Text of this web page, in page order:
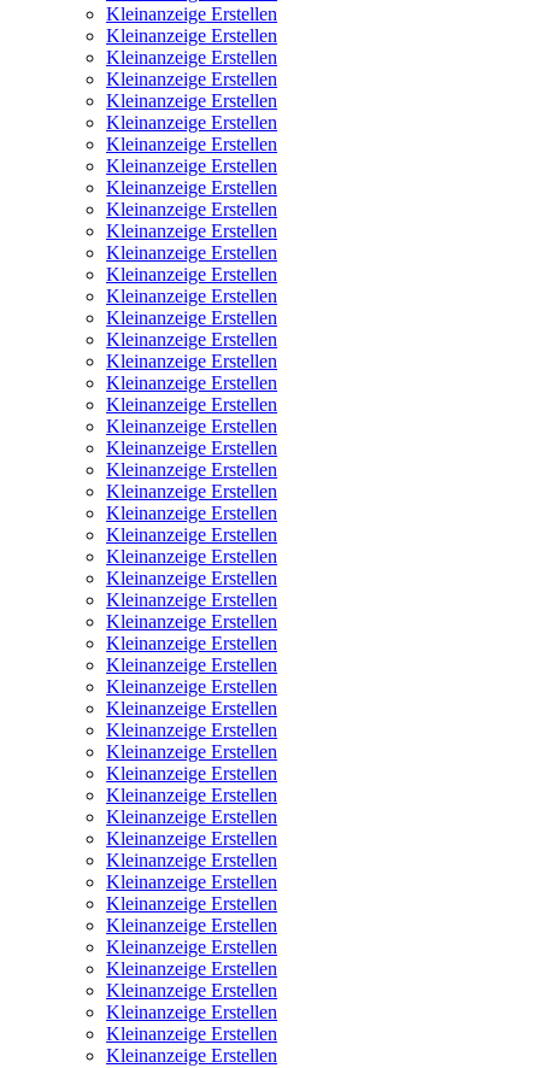
Kleinanzeige Erstellen
Kleinanzeige Erstellen
Kleinanzeige Erstellen
Kleinanzeige Erstellen
Kleinanzeige Erstellen
Kleinanzeige Erstellen
Kleinanzeige Erstellen
Kleinanzeige Erstellen
Kleinanzeige Erstellen
Kleinanzeige Erstellen
Kleinanzeige Erstellen
Kleinanzeige Erstellen
Kleinanzeige Erstellen
Kleinanzeige Erstellen
Kleinanzeige Erstellen
Kleinanzeige Erstellen
Kleinanzeige Erstellen
Kleinanzeige Erstellen
Kleinanzeige Erstellen
Kleinanzeige Erstellen
Kleinanzeige Erstellen
Kleinanzeige Erstellen
Kleinanzeige Erstellen
Kleinanzeige Erstellen
Kleinanzeige Erstellen
Kleinanzeige Erstellen
Kleinanzeige Erstellen
Kleinanzeige Erstellen
Kleinanzeige Erstellen
Kleinanzeige Erstellen
Kleinanzeige Erstellen
Kleinanzeige Erstellen
Kleinanzeige Erstellen
Kleinanzeige Erstellen
Kleinanzeige Erstellen
Kleinanzeige Erstellen
Kleinanzeige Erstellen
Kleinanzeige Erstellen
Kleinanzeige Erstellen
Kleinanzeige Erstellen
Kleinanzeige Erstellen
Kleinanzeige Erstellen
Kleinanzeige Erstellen
Kleinanzeige Erstellen
Kleinanzeige Erstellen
Kleinanzeige Erstellen
Kleinanzeige Erstellen
Kleinanzeige Erstellen
Kleinanzeige Erstellen